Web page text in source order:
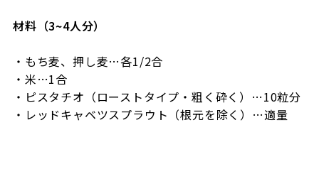
材料（3~4人分）
・もち麦、押し麦…各1/2合
・米…1合
・ピスタチオ（ローストタイプ・粗く砕く）…10粒分
・レッドキャベツスプラウト（根元を除く）…適量